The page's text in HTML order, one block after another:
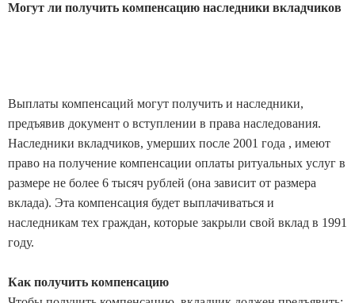
Могут ли получить компенсацию наследники вкладчиков
Выплаты компенсаций могут получить и наследники,
предъявив документ о вступлении в права наследования.
Наследники вкладчиков, умерших после 2001 года , имеют
право на получение компенсации оплаты ритуальных услуг в
размере не более 6 тысяч рублей (она зависит от размера
вклада). Эта компенсация будет выплачиваться и
наследникам тех граждан, которые закрыли свой вклад в 1991
году.
Как получить компенсацию